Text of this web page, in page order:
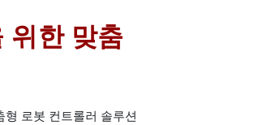
위한 맞춤
로봇 컨트롤러 솔루션